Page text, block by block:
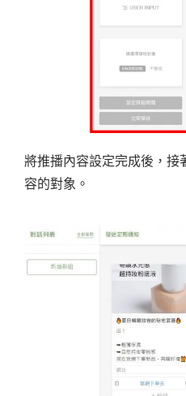
將推播內容設定完成後，接
容的對象。